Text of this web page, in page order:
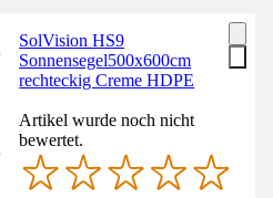
SolVision HS9
Sonnensegel500x600cm
rechteckig Creme HDPE
Artikel wurde noch nicht
bewertet.